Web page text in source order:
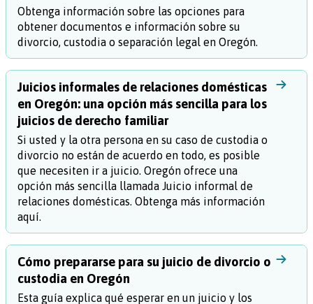
Obtenga información sobre las opciones para
obtener documentos e información sobre su
divorcio, custodia o separación legal en Oregón.
Juicios informales de relaciones domésticas
en Oregón: una opción más sencilla para los
juicios de derecho familiar
Si usted y la otra persona en su caso de custodia o
divorcio no están de acuerdo en todo, es posible
que necesiten ir a juicio. Oregón ofrece una
opción más sencilla llamada Juicio informal de
relaciones domésticas. Obtenga más información
aquí.
Cómo prepararse para su juicio de divorcio o
custodia en Oregón
Esta guía explica qué esperar en un juicio y los